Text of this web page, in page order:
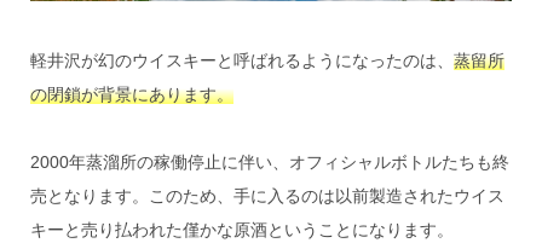
軽井沢が幻のウイスキーと呼ばれるようになったのは、 蒸留所
の閉鎖が背景にあります。
2000年蒸溜所の稼働停止に伴い、オフィシャルボトルたちも終
売となります。このため、手に入るのは以前製造されたウイス
キーと売り払われた僅かな原酒ということになります。